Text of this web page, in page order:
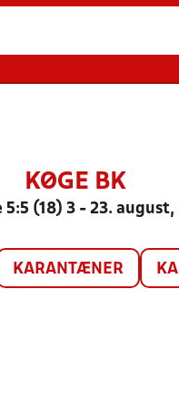
KØGE BK
5:5 (18) 3 - 23. august,
KARANTÆNER